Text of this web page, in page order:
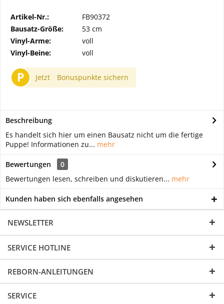
Artikel-Nr.:
FB90372
Bausatz-Größe:
53 cm
Vinyl-Arme:
voll
Vinyl-Beine:
voll
P Jetzt Bonuspunkte sichern
Beschreibung
Es handelt sich hier um einen Bausatz nicht um die fertige
Puppe! Informationen zu... mehr
Bewertungen
0
Bewertungen lesen, schreiben und diskutieren... mehr
Kunden haben sich ebenfalls angesehen
NEWSLETTER
SERVICE HOTLINE
REBORN-ANLEITUNGEN
SERVICE